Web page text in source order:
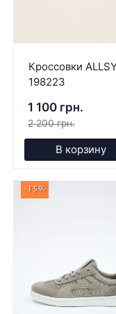
Кроссовки
198223
1 100 грн.
2 200 грн.
В корзину
-15%